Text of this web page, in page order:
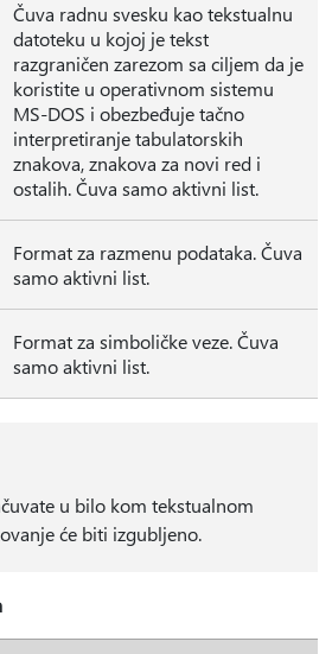
Čuva radnu svesku kao tekstualnu
datoteku u kojoj je tekst
razgraničen zarezom sa ciljem da je
koristite u operativnom sistemu
MS-DOS i obezbeđuje tačno
interpretiranje tabulatorskih
znakova, znakova za novi red i
ostalih. Čuva samo aktivni list.
Format za razmenu podataka. Čuva
samo aktivni list.
Format za simboličke veze. Čuva
samo aktivni list.
u bilo kom tekstualnom
će biti izgubljeno.